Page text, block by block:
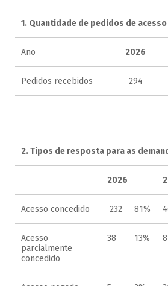
1. Quantidade de pedidos de acesso
Ano 2026
Pedidos recebidos 294
2. Tipos de resposta para as
2026
Acesso concedido 232 81%
Acesso
parcialmente
concedido
38 13%